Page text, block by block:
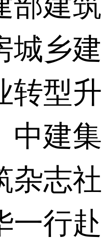
城乡
转型
中建
杂志
一行赴